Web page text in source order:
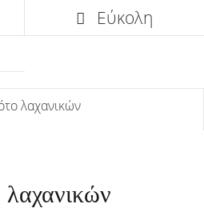
Εύκολη
λαχανικών